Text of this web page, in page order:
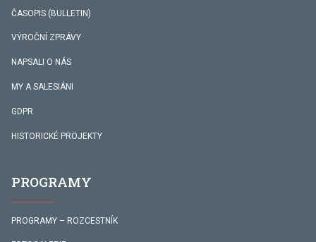
ČASOPIS (BULLETIN)
VÝROČNÍ ZPRÁVY
NAPSALI O NÁS
MY A SALESIÁNI
GDPR
HISTORICKÉ PROJEKTY
PROGRAMY
PROGRAMY – ROZCESTNÍK